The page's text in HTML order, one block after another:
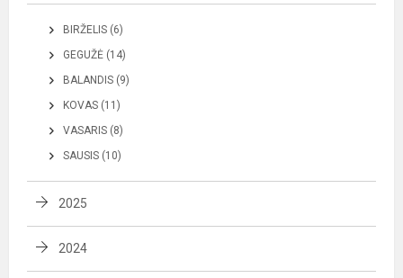
BIRŽELIS (6)
GEGUŽĖ (14)
BALANDIS (9)
KOVAS (11)
VASARIS (8)
SAUSIS (10)
2025
2024